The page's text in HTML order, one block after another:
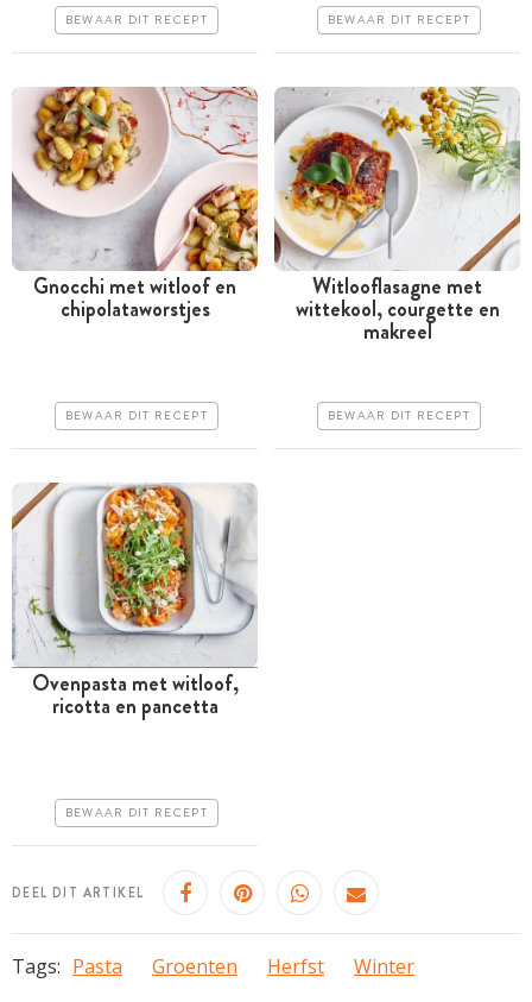
BEWAAR DIT RECEPT BEWAAR DIT RECEPT
Minder dan 30 minuten
Erg makkelijk
Gnocchi met witloof en
chipolataworstjes
BEWAAR DIT RECEPT
Meer dan 1 uur
Erg makkelijk
Witlooflasagne met
wittekool, courgette en
makreel
BEWAAR DIT RECEPT
Tussen 30 minuten en 1
Ovenpasta met witloof,
ricotta en pancetta
BEWAAR DIT RECEPT
DEEL DIT ARTIKEL
Tags: Pasta Groenten Herfst Winter